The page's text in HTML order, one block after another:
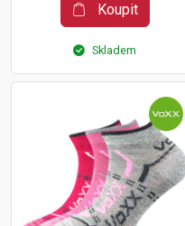
Koupit
Skladem